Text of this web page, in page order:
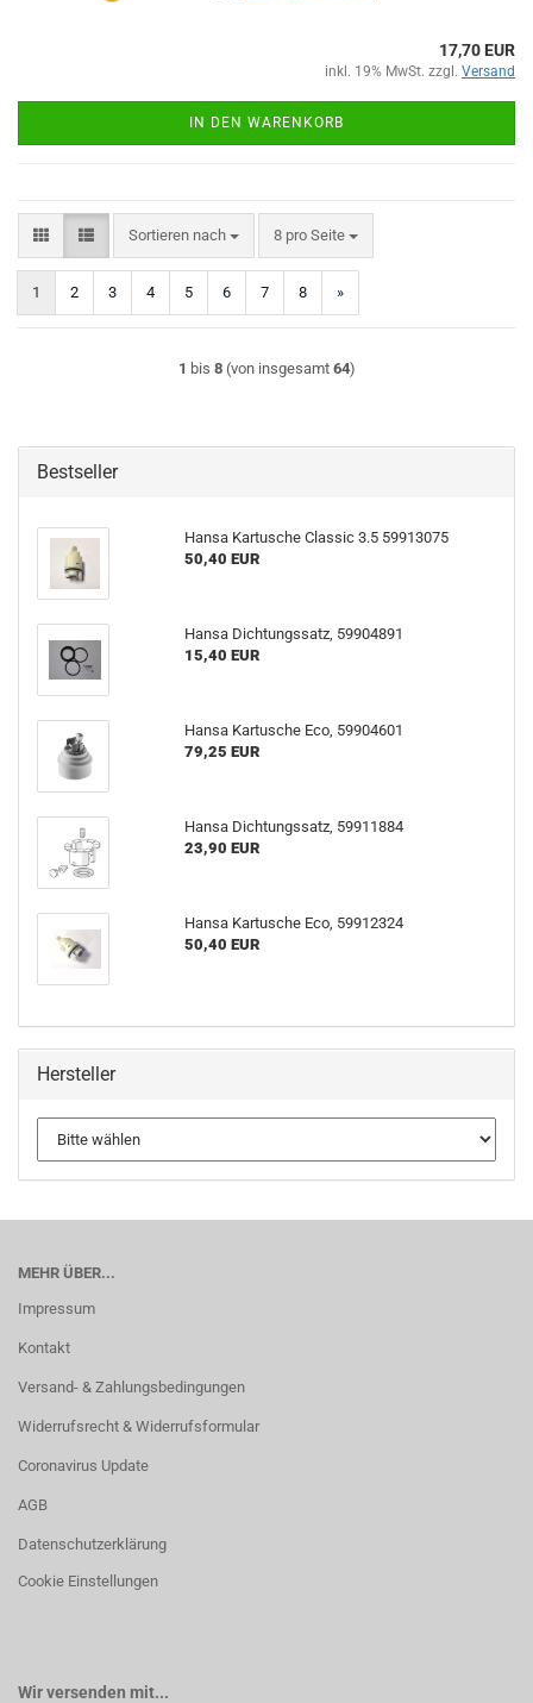
17,70 EUR
inkl. 19% MwSt. zzgl. Versand
IN DEN WARENKORB
Sortieren nach
Sortieren nach 8 pro Seite
pro Seite
1 2 3 4 5 6 7 8 »
1 bis 8(von insgesamt 64)
Bestseller
Hansa Kartusche Classic 3.5 59913075
50,40 EUR
Hansa Dichtungssatz, 59904891
15,40 EUR
Hansa Kartusche Eco, 59904601
79,25 EUR
Hansa Dichtungssatz, 59911884
23,90 EUR
Hansa Kartusche Eco, 59912324
50,40 EUR
Hersteller
MEHR ÜBER...
Impressum
Kontakt
Versand- & Zahlungsbedingungen
Widerrufsrecht & Widerrufsformular
Coronavirus Update
AGB
Datenschutzerklärung
Cookie Einstellungen
Wir versenden mit...